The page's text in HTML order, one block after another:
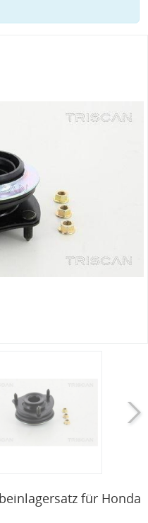
für Honda